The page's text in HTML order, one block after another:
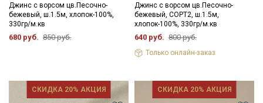
Джинс с ворсом цв.Песочно-
бежевый, ш.1.5м, хлопок-100%,
330гр/м.кв
680 руб. 850 руб.
Джинс с ворсом цв.Песочно-
бежевый, СОРТ2, ш.1.5м,
хлопок-100%, 330гр/м.кв
640 руб. 800 руб.
Только онлайн-заказ
СКИДКА 20% АКЦИЯ СКИДКА 20% АКЦИЯ